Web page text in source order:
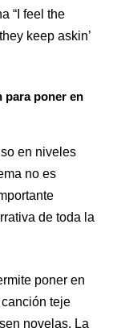
“I feel the
keep askin’
para poner en
en niveles
no es
de toda la
poner en
teje
novelas. La